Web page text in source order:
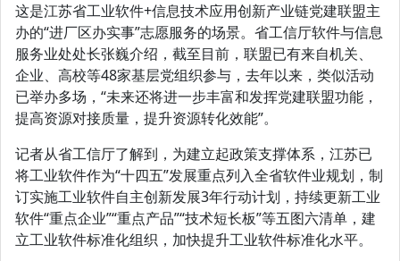
这是江苏省工业软件+信息技术应用创新产业链党建联盟主
办的“进厂区办实事”志愿服务的场景。省工信厅软件与信息
服务业处处长张巍介绍，截至目前，联盟已有来自机关、
企业、高校等48家基层党组织参与，去年以来，类似活动
已举办多场，“未来还将进一步丰富和发挥党建联盟功能，
提高资源对接质量，提升资源转化效能”。
记者从省工信厅了解到，为建立起政策支撑体系，江苏已
将工业软件作为“十四五”发展重点列入全省软件业规划，制
订实施工业软件自主创新发展3年行动计划，持续更新工业
软件“重点企业”“重点产品”“技术短长板”等五图六清单，建
立工业软件标准化组织，加快提升工业软件标准化水平。